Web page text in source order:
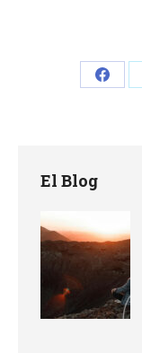
El Blog